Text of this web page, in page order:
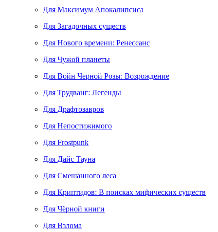
Для Максимум Апокалипсиса
Для Загадочных существ
Для Нового времени: Ренессанс
Для Чужой планеты
Для Войн Черной Розы: Возрождение
Для Трудванг: Легенды
Для Драфтозавров
Для Непостижимого
Для Frostpunk
Для Дайс Тауна
Для Смешанного леса
Для Криптидов: В поисках мифических существ
Для Чёрной книги
Для Взлома